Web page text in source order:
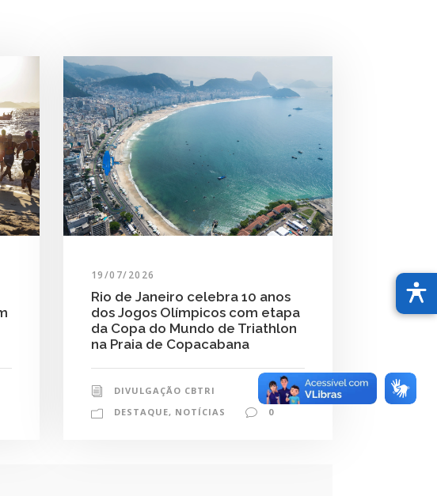
19/07/2026
Rio de Janeiro celebra 10 anos
dos Jogos Olímpicos com etapa
da Copa do Mundo de Triathlon
na Praia de Copacabana
DIVULGAÇÃO CBTRI
DESTAQUE, NOTÍCIAS 0